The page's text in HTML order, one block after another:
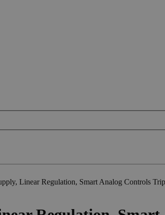
Linear Regulation, Smart Analog Controls